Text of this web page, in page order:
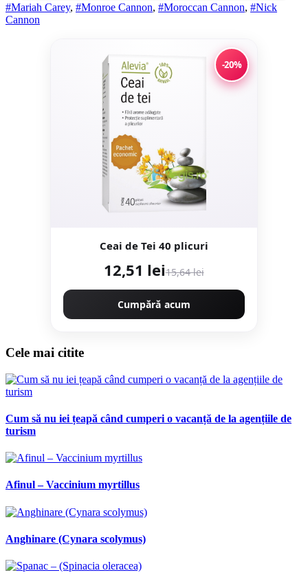
#Mariah Carey, #Monroe Cannon, #Moroccan Cannon, #Nick
Cannon
-20%
Ceai de Tei 40 plicuri
12,51 lei15,64 lei
Cumpără acum
Cele mai citite
Cum să nu iei țeapă când cumperi o vacanță de la agențiile de
turism
Afinul – Vaccinium myrtillus
Anghinare (Cynara scolymus)